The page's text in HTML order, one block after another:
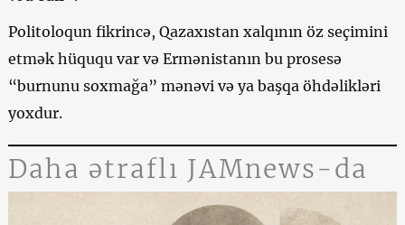
Politoloqun fikrincə, Qazaxıstan xalqının öz seçimini
etmək hüququ var və Ermənistanın bu prosesə
“burnunu soxmağa” mənəvi və ya başqa öhdəlikləri
yoxdur.
Daha ətraflı JAMnews-da